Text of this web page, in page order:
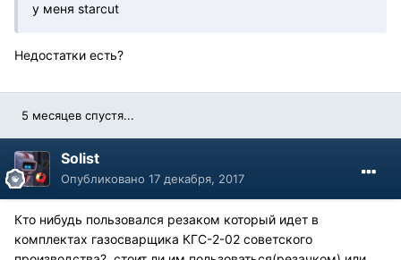
у меня starcut
Недостатки есть?
5 месяцев спустя...
Solist
Опубликовано 17 декабря, 2017
Кто нибудь пользовался резаком который идет в
комплектах газосварщика КГС-2-02 советского